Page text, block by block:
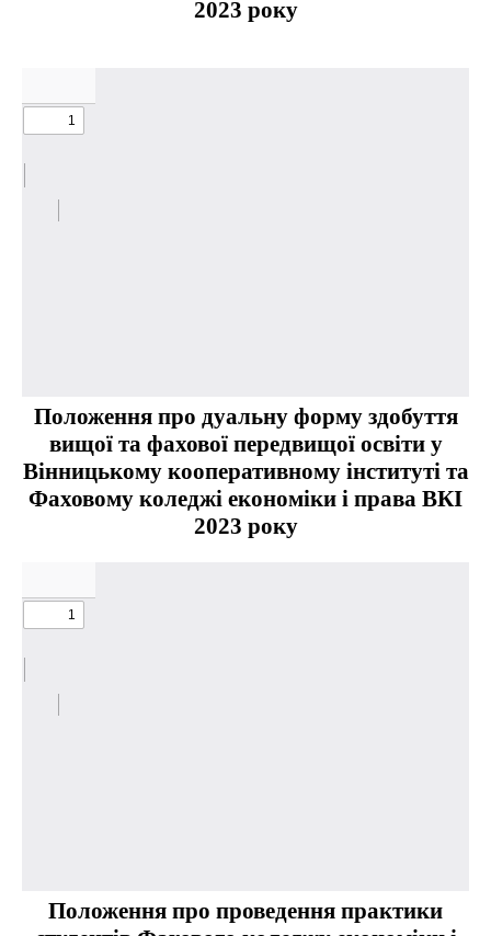
2023 року
Положення про дуальну форму здобуття
вищої та фахової передвищої освіти у
Вінницькому кооперативному інституті та
Фаховому коледжі економіки і права ВКІ
2023 року
Положення про проведення практики